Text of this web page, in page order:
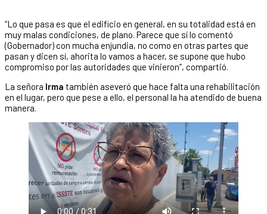
“Lo que pasa es que el edificio en general, en su totalidad está en
muy malas condiciones, de plano. Parece que sí lo comentó
(Gobernador) con mucha enjundia, no como en otras partes que
pasan y dicen sí, ahorita lo vamos a hacer, se supone que hubo
compromiso por las autoridades que vinieron”, compartió.
La señora Irma también aseveró que hace falta una rehabilitación
en el lugar, pero que pese a ello, el personal la ha atendido de buena
manera.